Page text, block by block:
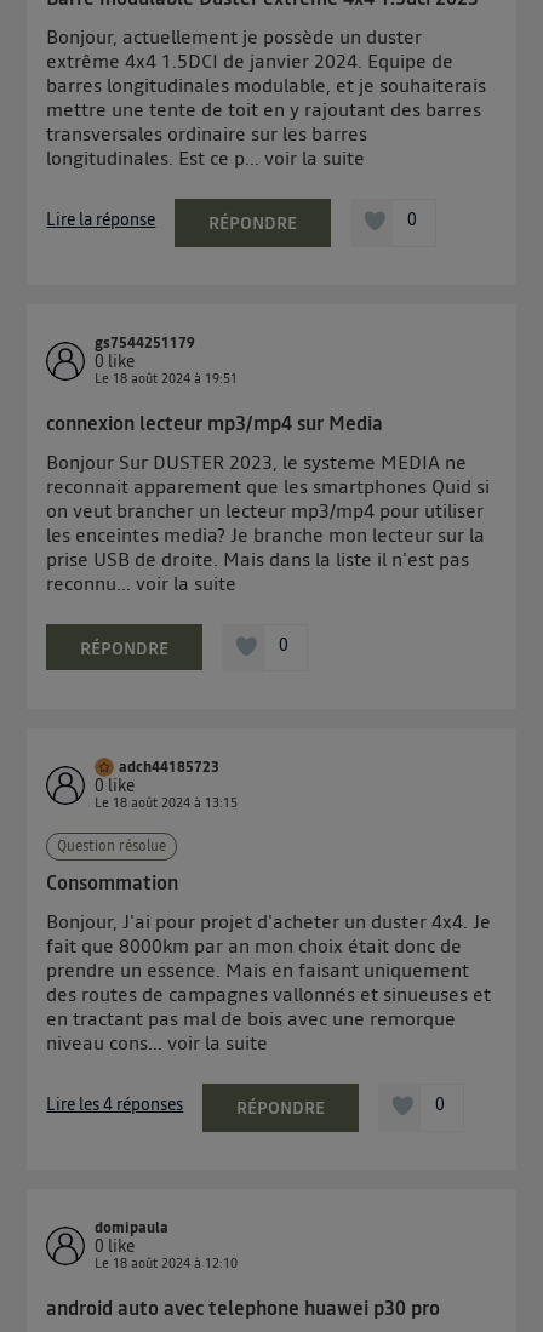
Bonjour, actuellement je possède un duster
extrême 4x4 1.5DCI de janvier 2024. Equipe de
barres longitudinales modulable, et je souhaiterais
mettre une tente de toit en y rajoutant des barres
transversales ordinaire sur les barres
longitudinales. Est ce p...voir la suite
Lire la réponse RÉPONDRE 0
gs7544251179
0 like
Le 18 août 2024 à 19:51
connexion lecteur mp3/mp4 sur Media
Bonjour Sur DUSTER 2023, le systeme MEDIA ne
reconnait apparement que les smartphones Quid si
on veut brancher un lecteur mp3/mp4 pour utiliser
les enceintes media? Je branche mon lecteur sur la
prise USB de droite. Mais dans la liste il n'est pas
reconnu...voir la suite
RÉPONDRE 0
adch44185723
0 like
Le 18 août 2024 à 13:15
Question résolue
Consommation
Bonjour, J'ai pour projet d'acheter un duster 4x4. Je
fait que 8000km par an mon choix était donc de
prendre un essence. Mais en faisant uniquement
des routes de campagnes vallonnés et sinueuses et
en tractant pas mal de bois avec une remorque
niveau cons...voir la suite
Lire les 4 réponses RÉPONDRE 0
domipaula
0 like
Le 18 août 2024 à 12:10
android auto avec telephone huawei p30 pro